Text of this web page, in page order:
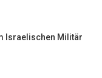
Israelischen Militär